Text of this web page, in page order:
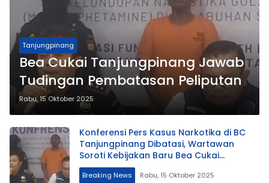
Tanjungpinang
Bea Cukai Tanjungpinang Jawab
Tudingan Pembatasan Peliputan
Rabu, 15 Oktober 2025
Konferensi Pers Kasus Narkotika di BC
Tanjungpinang Dibatasi, Wartawan
Soroti Kebijakan Baru Bea Cukai
Tanjungpinang
Breaking News Rabu, 15 Oktober 2025